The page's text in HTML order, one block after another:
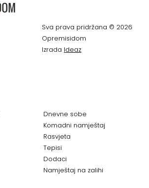
Sva prava pridržana © 2026
Opremisidom
Izrada Ideaz
Dnevne sobe
Komadni namještaj
Rasvjeta
Tepisi
Dodaci
Namještaj na zalihi